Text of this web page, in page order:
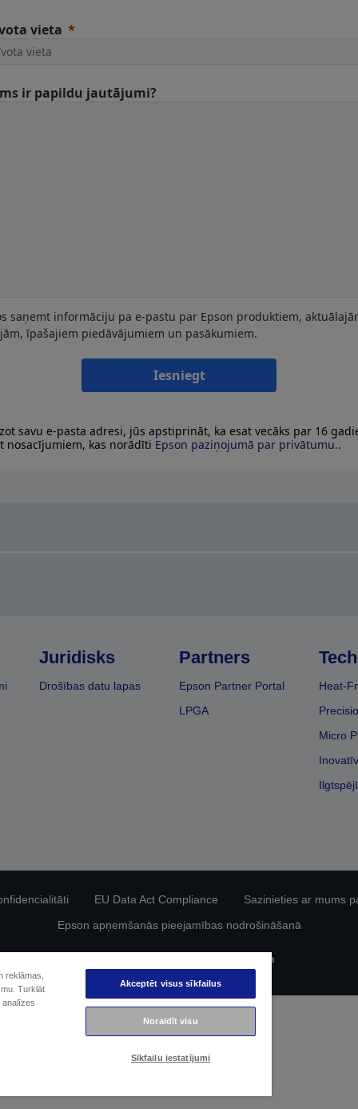
vieta
ir papildu jautājumi?
saņemt informāciju pa e-pastu par Epson produktiem,
īpašajiem piedāvājumiem un pasākumiem.
Iesniegt
savu e-pasta adresi, jūs apstiprināt, ka esat vecāks par 16
nosacījumiem, kas norādīti Epson paziņojumā par privātumu..
Juridisks
Drošības datu lapas
Partners
Epson Partner Portal
LPGA
Heat-
Micro
EU Data Act Compliance
Sazinieties ar mums
Epson apņemšanās pieejamības nodrošināšanā
Autortiesības (c) 2026 Seiko Epson
reklāmas,
Turklāt
analīzes
Akceptēt visus sīkfailus
Noraidīt visu
Sīkfailu iestatījumi